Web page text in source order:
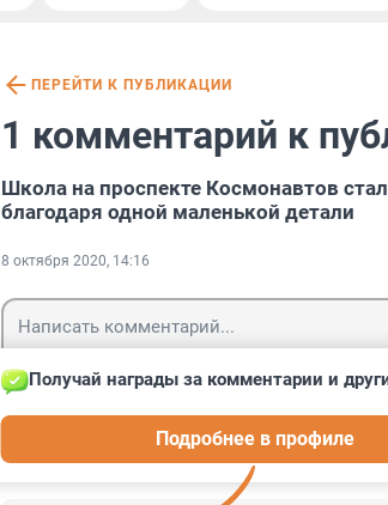
ПЕРЕЙТИ К ПУБЛИКАЦИИ
1 комментарий к
Школа на проспекте Космонавтов
благодаря одной маленькой детали
8 октября 2020, 14:16
Получай награды за комментарии и
Подробнее в профиле